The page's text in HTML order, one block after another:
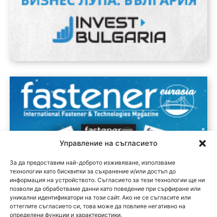
Управление на съгласието
За да предоставим най-доброто изживяване, използваме
технологии като бисквитки за съхранение и/или достъп до
информация на устройството. Съгласието за тези технологии ще ни
позволи да обработваме данни като поведение при сърфиране или
уникални идентификатори на този сайт. Ако не се съгласите или
оттеглите съгласието си, това може да повлияе негативно на
определени функции и характеристики.